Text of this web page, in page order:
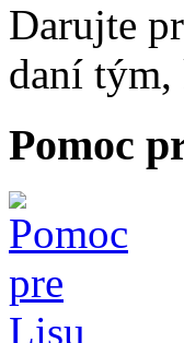
Darujte
daní
Pomoc